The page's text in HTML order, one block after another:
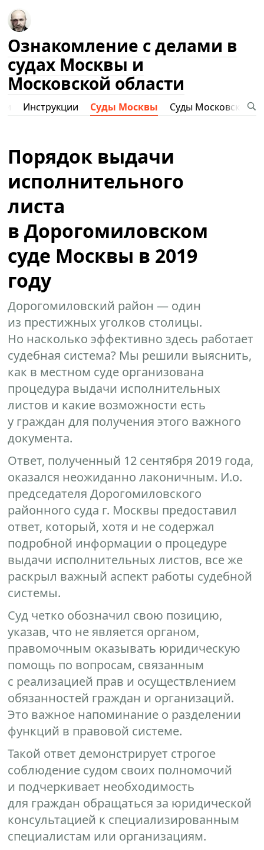
Ознакомление с делами в
судах Москвы и
Московской области
Инструкции Суды Москвы Суды Московской
Порядок выдачи
исполнительного
листа
в Дорогомиловском
суде Москвы в 2019
году
Дорогомиловский район — один
из престижных уголков столицы.
Но насколько эффективно здесь работает
судебная система? Мы решили выяснить,
как в местном суде организована
процедура выдачи исполнительных
листов и какие возможности есть
у граждан для получения этого важного
документа.
Ответ, полученный 12 сентября 2019 года,
оказался неожиданно лаконичным. И.о.
председателя Дорогомиловского
районного суда г. Москвы предоставил
ответ, который, хотя и не содержал
подробной информации о процедуре
выдачи исполнительных листов, все же
раскрыл важный аспект работы судебной
системы.
Суд четко обозначил свою позицию,
указав, что не является органом,
правомочным оказывать юридическую
помощь по вопросам, связанным
с реализацией прав и осуществлением
обязанностей граждан и организаций.
Это важное напоминание о разделении
функций в правовой системе.
Такой ответ демонстрирует строгое
соблюдение судом своих полномочий
и подчеркивает необходимость
для граждан обращаться за юридической
консультацией к специализированным
специалистам или организациям.